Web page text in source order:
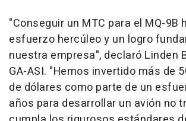
"Conseguir un MTC para el MQ-9B
esfuerzo hercúleo y un logro
nuestra empresa", declaró Linden
GA-ASI. "Hemos invertido más de
de dólares como parte de un
años para desarrollar un avión no